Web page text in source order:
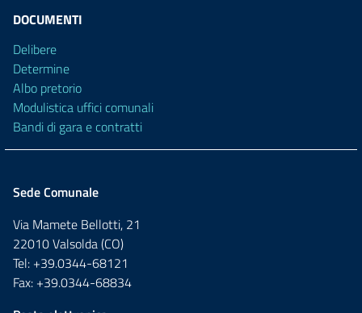
DOCUMENTI
Delibere
Determine
Albo pretorio
Modulistica uffici comunali
Bandi di gara e contratti
Sede Comunale
Via Mamete Bellotti, 21
22010 Valsolda (CO)
Tel: +39.0344-68121
Fax: +39.0344-68834